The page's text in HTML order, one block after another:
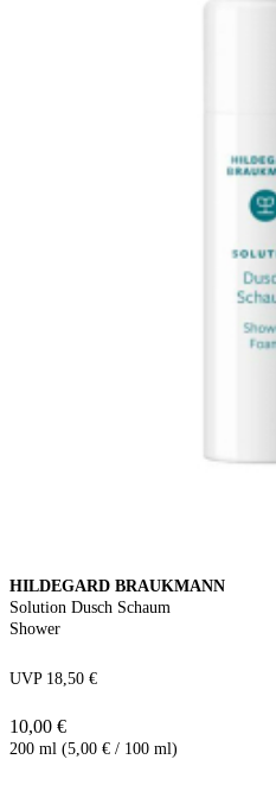
HILDEGARD BRAUKMANN
Solution Dusch Schaum
Shower
UVP 18,50 €
10,00 €
200 ml (5,00 € / 100 ml)